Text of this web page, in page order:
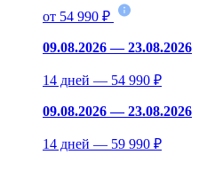
от 54 990 ₽
09.08.2026 — 23.08.2026
14 дней — 54 990 ₽
09.08.2026 — 23.08.2026
14 дней — 59 990 ₽